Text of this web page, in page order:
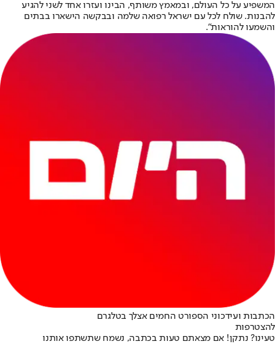
המשפיע על כל העולם, ובמאמץ משותף, הבינו ועזרו אחד לשני להגיע
להבנות. שולח לכל עם ישראל רפואה שלמה ובבקשה הישארו בבתים
והשמעו להוראות".
הכתבות ועידכוני הספורט החמים אצלך בטלגרם
להצטרפות
טעינו? נתקן! אם מצאתם טעות בכתבה, נשמח שתשתפו אותנו